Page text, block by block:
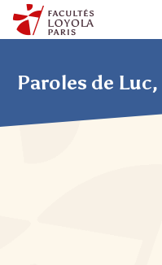
au
contenu
Recherche
pour
Rechercher
Paroles de